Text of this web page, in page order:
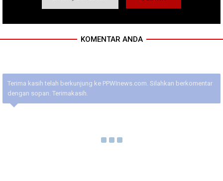
KOMENTAR ANDA
Terima kasih telah berkunjung ke PPWInews.com. Silahkan berkomentar
dengan sopan. Terimakasih.